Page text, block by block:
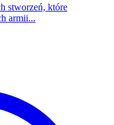
stworzeń, które
armii...